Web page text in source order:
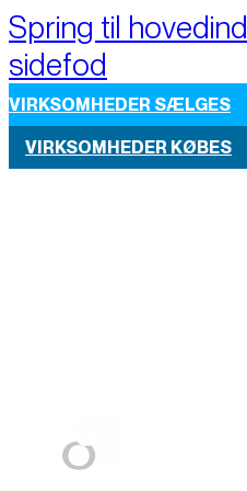
Spring til
sidefod
VIRKSOMHEDER SÆLGES
VIRKSOMHEDER KØBES